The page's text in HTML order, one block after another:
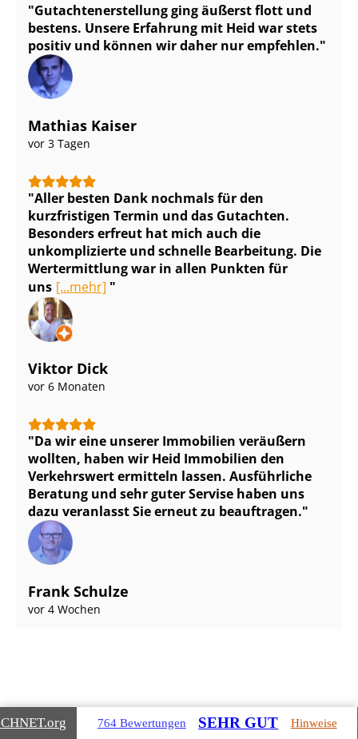
Gut­ach­ten­er­stel­lung ging äußerst flott und
bestens. Unsere Erfahrung mit Heid war stets
positiv und können wir daher nur empfehlen.
Mathias Kaiser
vor 3 Tagen
Aller besten Dank nochmals für den
kurzfristigen Termin und das Gutachten.
Besonders erfreut hat mich auch die
unkomplizierte und schnelle Bearbeitung. Die
Wertermittlung war in allen Punkten für
uns [...mehr]
Viktor Dick
vor 6 Monaten
Da wir eine unserer Immobilien veräußern
wollten, haben wir Heid Immobilien den
Verkehrswert ermitteln lassen. Ausführliche
Beratung und sehr guter Servise haben uns
dazu veranlasst Sie erneut zu beauftragen.
Frank Schulze
vor 4 Wochen
.org 764 Bewertungen SEHR GUT Hinweise